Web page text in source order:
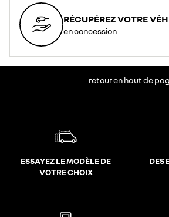
RÉCUPÉREZ VOTRE
en concession
retour en haut de
ESSAYEZ LE MODÈLE DE
VOTRE CHOIX
DES